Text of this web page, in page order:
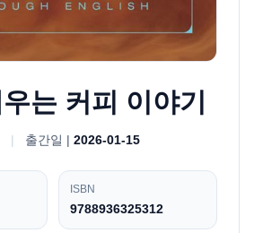
는 커피 이야기
| 출간일 | 2026-01-15
ISBN
9788936325312